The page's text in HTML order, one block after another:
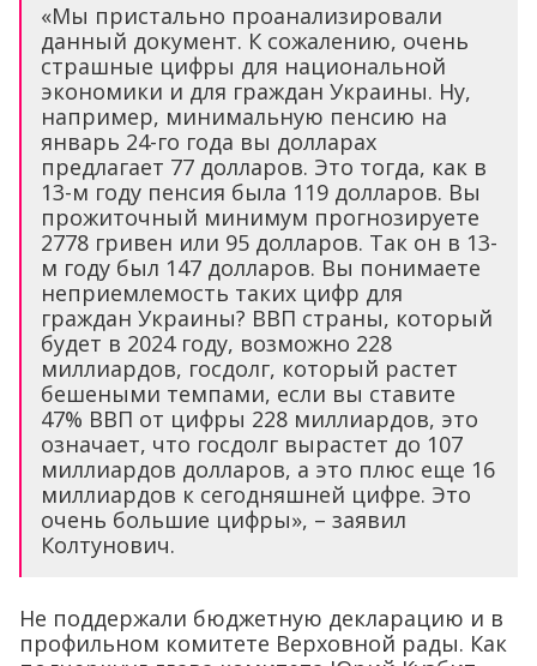
«Мы пристально проанализировали
данный документ. К сожалению, очень
страшные цифры для национальной
экономики и для граждан Украины. Ну,
например, минимальную пенсию на
январь 24-го года вы долларах
предлагает 77 долларов. Это тогда, как в
13-м году пенсия была 119 долларов. Вы
прожиточный минимум прогнозируете
2778 гривен или 95 долларов. Так он в 13-
м году был 147 долларов. Вы понимаете
неприемлемость таких цифр для
граждан Украины? ВВП страны, который
будет в 2024 году, возможно 228
миллиардов, госдолг, который растет
бешеными темпами, если вы ставите
47% ВВП от цифры 228 миллиардов, это
означает, что госдолг вырастет до 107
миллиардов долларов, а это плюс еще 16
миллиардов к сегодняшней цифре. Это
очень большие цифры», – заявил
Колтунович.
Не поддержали бюджетную декларацию и в
профильном комитете Верховной рады. Как